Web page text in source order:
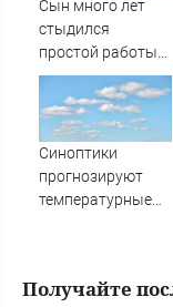
Сын много лет
стыдился
простой работы
отца, пока не
узнал, ради чего
тот отказался от
карьеры -
Синоптики
прогнозируют
температурные
Получайте